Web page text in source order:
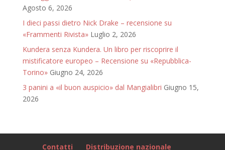
Agosto 6, 2026
I dieci passi dietro Nick Drake – recensione su
«Frammenti Rivista» Luglio 2, 2026
Kundera senza Kundera. Un libro per riscoprire il
mistificatore europeo – Recensione su «Repubblica-
Torino» Giugno 24, 2026
3 panini a «il buon auspicio» dal Mangialibri Giugno 15,
2026
Contatti Distribuzione nazionale